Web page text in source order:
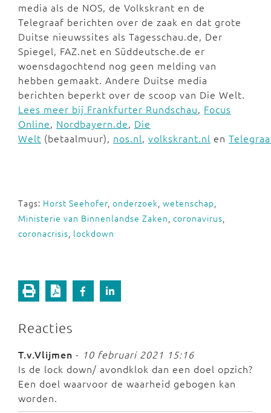
media als de NOS, de Volkskrant en de
Telegraaf berichten over de zaak en dat grote
Duitse nieuwssites als Tagesschau.de, Der
Spiegel, FAZ.net en Süddeutsche.de er
woensdagochtend nog geen melding van
hebben gemaakt. Andere Duitse media
berichten beperkt over de scoop van Die Welt.
Lees meer bij Frankfurter Rundschau, Focus
Online, Nordbayern.de, Die
Welt (betaalmuur), nos.nl, volkskrant.nl en
Tags: Horst Seehofer, onderzoek, wetenschap,
Ministerie van Binnenlandse Zaken, coronavirus,
coronacrisis, lockdown
Reacties
T.v.Vlijmen - 10 februari 2021 15:16
Is de lock down/ avondklok dan een doel opzich?
Een doel waarvoor de waarheid gebogen kan
worden.